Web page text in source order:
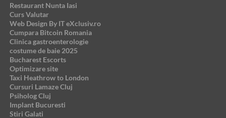
Restaurant Nunta Iasi
Curs Valutar
Web Design By IT eXclusiv.ro
Cumpara Bitcoin Romania
Clinica gastroenterologie
costume de baie 2025
Bucharest Escorts
Optimizare site
Taxi Heathrow to London
Cursuri Lamaze Cluj
Psiholog Cluj
Implant Bucuresti
Stiri Galati